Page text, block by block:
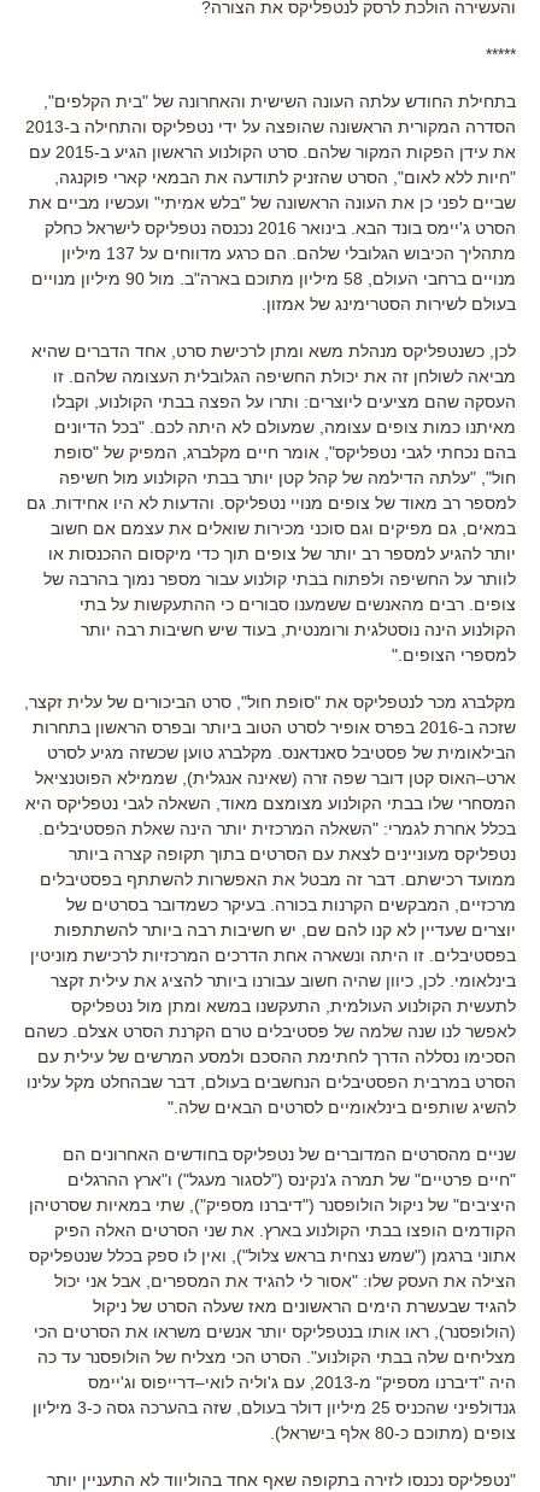
והעשירה הולכת לרסק לנטפליקס את הצורה?
*****
בתחילת החודש עלתה העונה השישית והאחרונה של "בית הקלפים",
הסדרה המקורית הראשונה שהופצה על ידי נטפליקס והתחילה ב-2013
את עידן הפקות המקור שלהם סרט הקולנוע הראשון הגיע ב-2015
עם
"חיות ללא לאום", הסרט שהזניק לתודעה את הבמאי קארי פוקנגה
שביים לפני כן את העונה הראשונה של "בלש אמיתי" ועכשיו מביים את
הסרט ג'יימס בונד הבא בינואר 2016 נכנסה נטפליקס לישראל כחלק
מתהליך הכיבוש הגלובלי שלהם
הם כרגע מדווחים על 137 מיליון
מנויים ברחבי העולם
מיליון מתוכם בארה"ב מול 90 מיליון מנויים
בעולם לשירות הסטרימינג של אמזון
לכן כשנטפליקס מנהלת משא ומתן לרכישת סרט
אחד הדברים שהיא
מביאה לשולחן זה את יכולת החשיפה הגלובלית העצומה שלהם זו
העסקה שהם מציעים ליוצרים: ותרו על הפצה בבתי הקולנוע וקבלו
מאיתנו כמות צופים עצומה שמעולם לא היתה לכם . "בכל הדיונים
בהם נכחתי לגבי נטפליקס" אומר חיים מקלברג המפיק של "סופת
חול", "עלתה הדילמה של קהל קטן יותר בבתי הקולנוע מול חשיפה
למספר רב מאוד של צופים מנויי נטפליקס והדעות לא היו אחידות גם
במאים גם מפיקים וגם סוכני מכירות שואלים את עצמם אם חשוב
יותר להגיע למספר רב יותר של צופים תוך כדי מיקסום ההכנסות או
לוותר על החשיפה ולפתוח בבתי קולנוע עבור מספר נמוך בהרבה של
צופים רבים מהאנשים ששמענו סבורים כי ההתעקשות על בתי
הקולנוע הינה נוסטלגית ורומנטית בעוד שיש חשיבות רבה יותר
למספרי הצופים ."
מקלברג מכר לנטפליקס את "סופת חול", סרט הביכורים של עלית זקצר
שזכה ב-2016
בפרס אופיר לסרט הטוב ביותר ובפרס הראשון בתחרות
הבילאומית של פסטיבל סאנדאנס מקלברג טוען שכשזה מגיע לסרט
ארט–האוס קטן דובר שפה זרה (שאינה אנגלית), שממילא הפוטנציאל
המסחרי שלו בבתי הקולנוע מצומצם מאוד השאלה לגבי נטפליקס היא
בכלל אחרת לגמרי: "השאלה המרכזית יותר הינה שאלת הפסטיבלים
נטפליקס מעוניינים לצאת עם הסרטים בתוך תקופה קצרה ביותר
ממועד רכישתם דבר זה מבטל את האפשרות להשתתף בפסטיבלים
מרכזיים
המבקשים הקרנות בכורה בעיקר כשמדובר בסרטים של
יוצרים שעדיין לא קנו להם שם
יש חשיבות רבה ביותר להשתתפות
בפסטיבלים זו היתה ונשארה אחת הדרכים המרכזיות לרכישת מוניטין
בינלאומי לכן כיוון שהיה חשוב עבורנו ביותר להציג את עילית זקצר
לתעשית הקולנוע העולמית התעקשנו במשא ומתן מול נטפליקס
לאפשר לנו שנה שלמה של פסטיבלים טרם הקרנת הסרט אצלם כשהם
הסכימו נסללה הדרך לחתימת ההסכם ולמסע המרשים של עילית עם
הסרט במרבית הפסטיבלים הנחשבים בעולם דבר שבהחלט מקל עלינו
להשיג שותפים בינלאומיים לסרטים הבאים שלה ."
שניים מהסרטים המדוברים של נטפליקס בחודשים האחרונים הם
"חיים פרטיים" של תמרה ג'נקינס ("לסגור מעגל") ו"ארץ ההרגלים
היציבים" של ניקול הולופסנר ("דיברנו מספיק"), שתי במאיות שסרטיהן
הקודמים הופצו בבתי הקולנוע בארץ את שני הסרטים האלה הפיק
אתוני ברגמן ("שמש נצחית בראש צלול"), ואין לו ספק בכלל שנטפליקס
הצילה את העסק שלו: "אסור לי להגיד את המספרים
אבל אני יכול
להגיד שבעשרת הימים הראשונים מאז שעלה הסרט של ניקול
(הולופסנר), ראו אותו בנטפליקס יותר אנשים משראו את הסרטים הכי
מצליחים שלה בבתי הקולנוע". הסרט הכי מצליח של הולופסנר עד כה
היה "דיברנו מספיק" מ-2013, עם ג'וליה לואי–דרייפוס וג'יימס
גנדולפיני שהכניס 25 מיליון דולר בעולם שזה בהערכה גסה כ-3
מיליון
צופים (מתוכם כ-80 אלף בישראל).
"נטפליקס נכנסו לזירה בתקופה שאף אחד בהוליווד לא התעניין יותר